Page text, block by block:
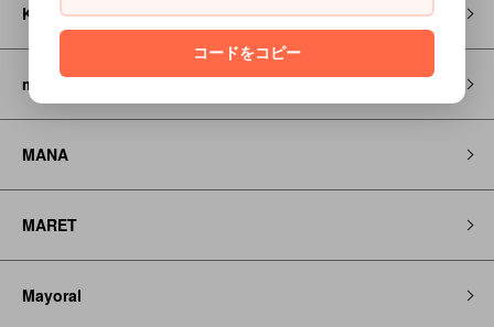
KEEN
maarook
MANA
MARET
Mayoral
コードをコピー